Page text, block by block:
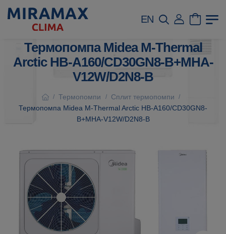
EN
Термопомпа Midea M-Thermal
Arctic HB-A160/CD30GN8-B+MHA-
V12W/D2N8-B
/ Термопомпи / Сплит термопомпи /
Термопомпа Midea M-Thermal Arctic HB-A160/CD30GN8-
B+MHA-V12W/D2N8-B